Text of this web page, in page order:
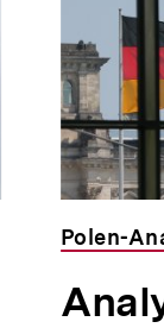
Polen-